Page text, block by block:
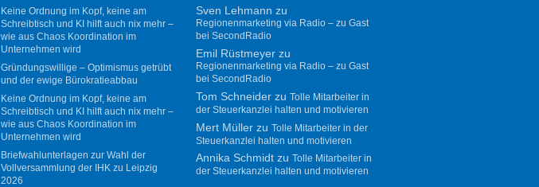
Keine Ordnung im Kopf, keine am
Schreibtisch und KI hilft auch nix mehr –
wie aus Chaos Koordination im
Unternehmen wird
Gründungswillige – Optimismus getrübt
und der ewige Bürokratieabbau
Keine Ordnung im Kopf, keine am
Schreibtisch und KI hilft auch nix mehr –
wie aus Chaos Koordination im
Unternehmen wird
Briefwahlunterlagen zur Wahl der
Vollversammlung der IHK zu Leipzig
2026
Sven Lehmann zu
Regionenmarketing via Radio – zu Gast
bei SecondRadio
Emil Rüstmeyerzu
Regionenmarketing via Radio – zu Gast
bei SecondRadio
Tom Schneiderzu Tolle Mitarbeiter in
der Steuerkanzlei halten und motivieren
Mert Müllerzu Tolle Mitarbeiter in der
Steuerkanzlei halten und motivieren
Annika Schmidtzu Tolle Mitarbeiter in
der Steuerkanzlei halten und motivieren